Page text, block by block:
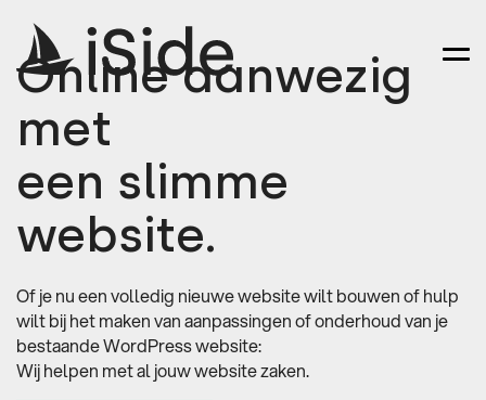
Online aanwezig
met
een slimme
website.
Of je nu een volledig nieuwe website wilt bouwen of hulp
wilt bij het maken van aanpassingen of onderhoud van je
bestaande WordPress website:
Wij helpen met al jouw website zaken.